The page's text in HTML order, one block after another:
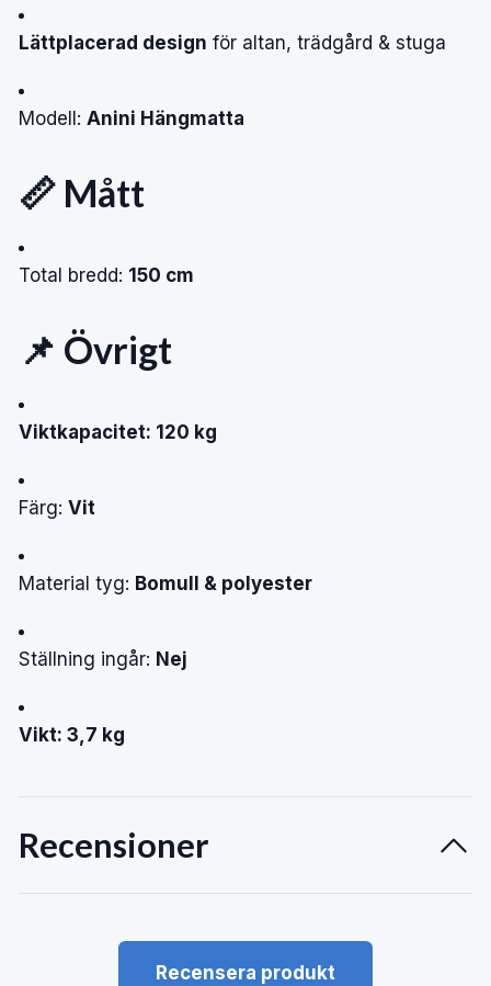
Lättplacerad design för altan, trädgård & stuga
Modell: Anini Hängmatta
📏 Mått
Total bredd: 150 cm
📌 Övrigt
Viktkapacitet: 120 kg
Färg: Vit
Material tyg: Bomull & polyester
Ställning ingår: Nej
Vikt: 3,7 kg
Recensioner
Recensera produkt